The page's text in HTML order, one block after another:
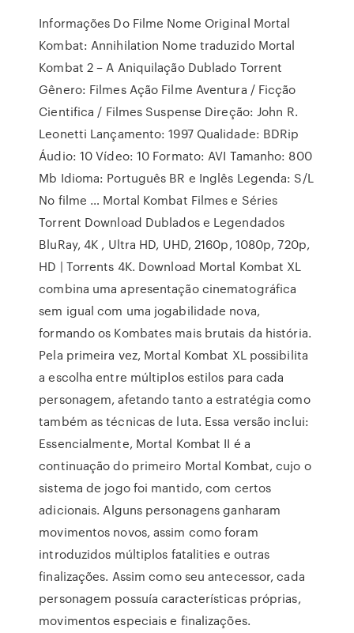
Informações Do Filme Nome Original Mortal
Kombat: Annihilation Nome traduzido Mortal
Kombat 2 – A Aniquilação Dublado Torrent
Gênero: Filmes Ação Filme Aventura / Ficção
Cientifica / Filmes Suspense Direção: John R.
Leonetti Lançamento: 1997 Qualidade: BDRip
Áudio: 10 Vídeo: 10 Formato: AVI Tamanho: 800
Mb Idioma: Português BR e Inglês Legenda: S/L
No filme … Mortal Kombat Filmes e Séries
Torrent Download Dublados e Legendados
BluRay, 4K , Ultra HD, UHD, 2160p, 1080p, 720p,
HD | Torrents 4K. Download Mortal Kombat XL
combina uma apresentação cinematográfica
sem igual com uma jogabilidade nova,
formando os Kombates mais brutais da história.
Pela primeira vez, Mortal Kombat XL possibilita
a escolha entre múltiplos estilos para cada
personagem, afetando tanto a estratégia como
também as técnicas de luta. Essa versão inclui:
Essencialmente, Mortal Kombat II é a
continuação do primeiro Mortal Kombat, cujo o
sistema de jogo foi mantido, com certos
adicionais. Alguns personagens ganharam
movimentos novos, assim como foram
introduzidos múltiplos fatalities e outras
finalizações. Assim como seu antecessor, cada
personagem possuía características próprias,
movimentos especiais e finalizações.